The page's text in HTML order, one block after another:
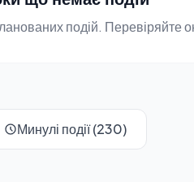
подій. Перевіряйте
Минулі події (230)